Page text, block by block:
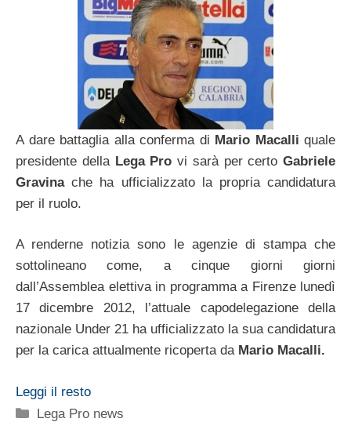
A dare battaglia alla conferma di Mario Macalli quale
presidente della Lega Pro vi sarà per certo Gabriele
Gravinache ha ufficializzato la propria candidatura
per il ruolo.
A renderne notizia sono le agenzie di stampa che
sottolineano come, a cinque giorni giorni
dall’Assemblea elettiva in programma a Firenze lunedì
17 dicembre 2012, l’attuale capodelegazione della
nazionale Under 21 ha ufficializzato la sua candidatura
per la carica attualmente ricoperta da Mario Macalli.
Leggi il resto
Categorie
Lega Pro news